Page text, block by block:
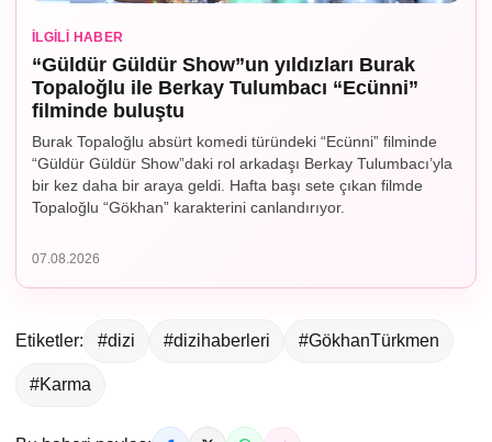
İLGILI HABER
“Güldür Güldür Show”un yıldızları Burak
Topaloğlu ile Berkay Tulumbacı “Ecünni”
filminde buluştu
Burak Topaloğlu absürt komedi türündeki “Ecünni” filminde
“Güldür Güldür Show”daki rol arkadaşı Berkay Tulumbacı’yla
bir kez daha bir araya geldi. Hafta başı sete çıkan filmde
Topaloğlu “Gökhan” karakterini canlandırıyor.
07.08.2026
Etiketler: #dizi #dizihaberleri #GökhanTürkmen
#Karma